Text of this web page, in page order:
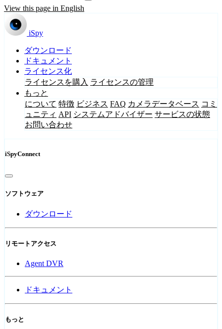
View this page in English
iSpy
ダウンロード
ドキュメント
ライセンス化
ライセンスを購入 ライセンスの管理
もっと
について 特徴 ビジネス FAQ カメラデータベース コミ
ュニティ API システムアドバイザー サービスの状態
お問い合わせ
iSpyConnect
ソフトウェア
ダウンロード
リモートアクセス
Agent DVR
ドキュメント
もっと